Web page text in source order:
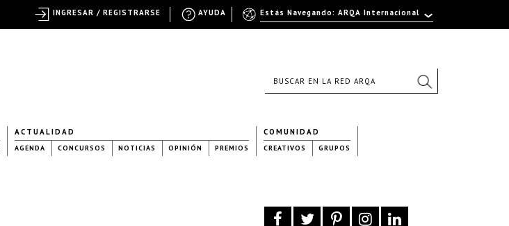
ACTUALIDAD
AGENDA CONCURSOS NOTICIAS OPINIÓN PREMIOS
COMUNIDAD
CREATIVOS GRUPOS
Estás Navegando: ARQA Internacional
AYUDA
INGRESAR / REGISTRARSE